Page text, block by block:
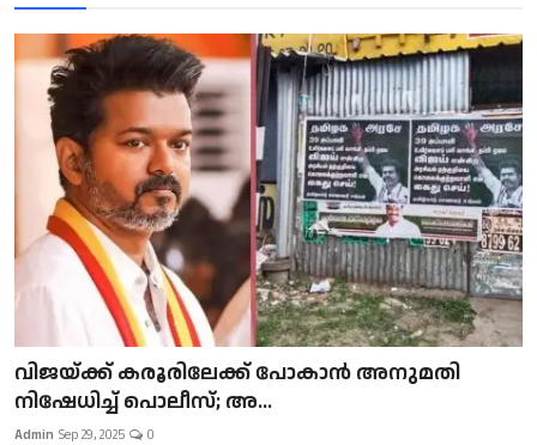
വിജയ്ക്ക് കരൂരിലേക്ക് പോകാൻ അനുമതി
നിഷേധിച്ച് പൊലീസ്; അ...
Admin Sep 29, 2025 0